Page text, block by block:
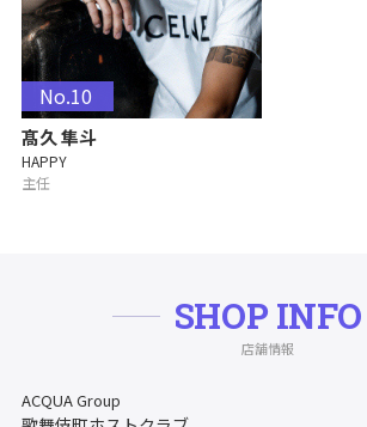
No.10
髙久 隼斗
HAPPY
主任
SHOP INFO
店舗情報
ACQUA Group